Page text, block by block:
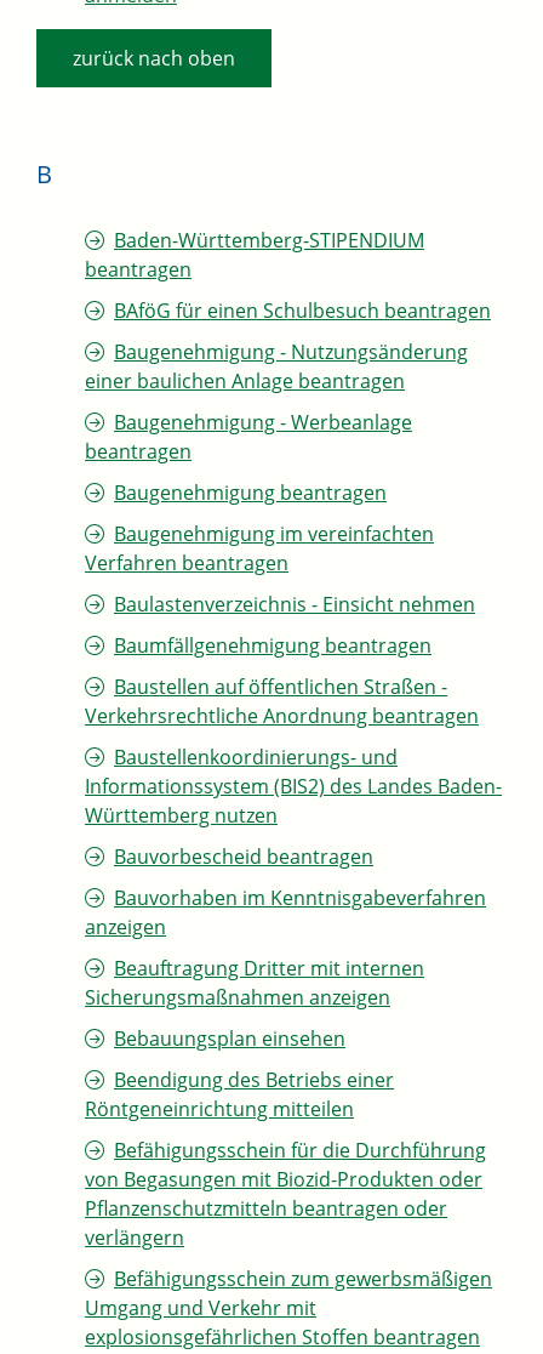
zurück nach oben
B
Baden-Württemberg-STIPENDIUM
beantragen
BAföG für einen Schulbesuch beantragen
Baugenehmigung - Nutzungsänderung
einer baulichen Anlage beantragen
Baugenehmigung - Werbeanlage
beantragen
Baugenehmigung beantragen
Baugenehmigung im vereinfachten
Verfahren beantragen
Baulastenverzeichnis - Einsicht nehmen
Baumfällgenehmigung beantragen
Baustellen auf öffentlichen Straßen -
Verkehrsrechtliche Anordnung beantragen
Baustellenkoordinierungs- und
Informationssystem (BIS2) des Landes Baden-
Württemberg nutzen
Bauvorbescheid beantragen
Bauvorhaben im Kenntnisgabeverfahren
anzeigen
Beauftragung Dritter mit internen
Sicherungsmaßnahmen anzeigen
Bebauungsplan einsehen
Beendigung des Betriebs einer
Röntgeneinrichtung mitteilen
Befähigungsschein für die Durchführung
von Begasungen mit Biozid-Produkten oder
Pflanzenschutzmitteln beantragen oder
verlängern
Befähigungsschein zum gewerbsmäßigen
Umgang und Verkehr mit
explosionsgefährlichen Stoffen beantragen